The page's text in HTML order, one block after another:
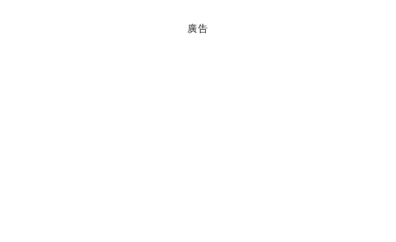
廣告